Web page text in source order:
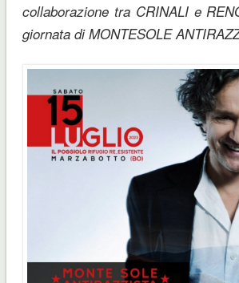
collaborazione tra CRINALI e
giornata di MONTESOLE